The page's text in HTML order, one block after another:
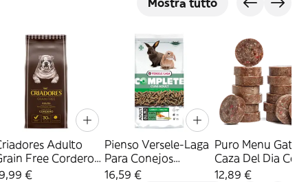
Mostra tutto
Adulto
Free Cordero
Para Perros
€
Pienso Versele-Laga
Para Conejos
Adultos 1.75Kg
16,59 €
Puro Menu Gato
Caza Del Dia
800G
12,89 €